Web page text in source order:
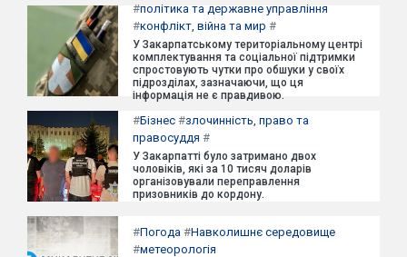
#політика та державне управління
#конфлікт, війна та мир #
У Закарпатському територіальному центрі
комплектування та соціальної підтримки
спростовують чутки про обшуки у своїх
підрозділах, зазначаючи, що ця
інформація не є правдивою.
#Бізнес #злочинність, право та
правосуддя #
У Закарпатті було затримано двох
чоловіків, які за 10 тисяч доларів
організовували переправлення
призовників до кордону.
#Погода #Навколишнє середовище
#метеорологія